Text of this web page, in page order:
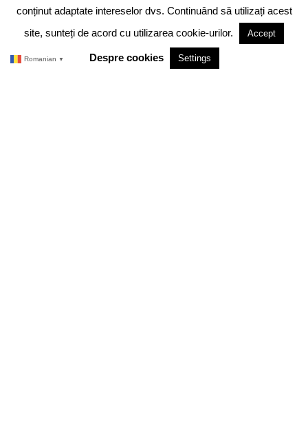
DESPRE COOKIES POLITICA DE CONFIDENTIALITATE
TERMENI SI CONDITII
conținut adaptate intereselor dvs. Continuând să utilizați acest
site, sunteți de acord cu utilizarea cookie-urilor.
Accept
Despre cookies Settings
Romanian ▼